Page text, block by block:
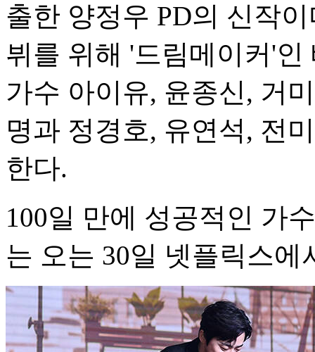
출한 양정우 PD의 신작
뷔를 위해 '드림메이커'
가수 아이유, 윤종신, 거
명과 정경호, 유연석, 전
한다.
100일 만에 성공적인 가
는 오는 30일 넷플릭스에